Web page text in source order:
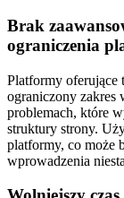
Brak
ograniczenia
Platformy oferujące
ograniczony zakres
problemach, które
struktury strony.
platformy, co może
wprowadzenia